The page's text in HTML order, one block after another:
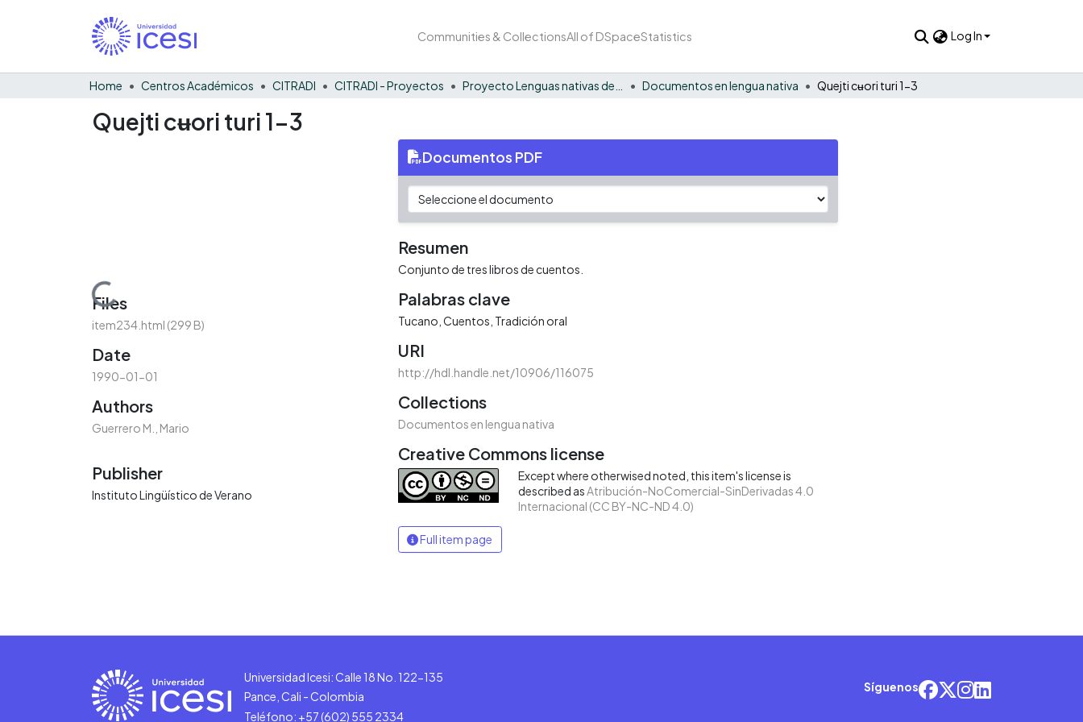
Communities & CollectionsAll of DSpaceStatistics Log In
Home Centros Académicos CITRADI CITRADI - Proyectos Documentos en lengua nativa Quejti cʉori turi 1-3
Quejti cʉori turi 1-3
Loading...
Files
item234.html (299 B)
Date
1990-01-01
Authors
Guerrero M., Mario
Publisher
Instituto Lingüístico de Verano
Documentos PDF
Resumen
Conjunto de tres libros de cuentos.
Palabras clave
Tucano Cuentos Tradición oral
URI
http://hdl.handle.net/10906/116075
Collections
Documentos en lengua nativa
Creative Commons license
Except where otherwised noted, this item's license is
described as Atribución-NoComercial-SinDerivadas 4.0
Internacional (CC BY-NC-ND 4.0)
Full item page
Universidad Icesi: Calle 18 No. 122-135
Pance, Cali - Colombia
Teléfono: +57 (602) 555 2334
Síguenos